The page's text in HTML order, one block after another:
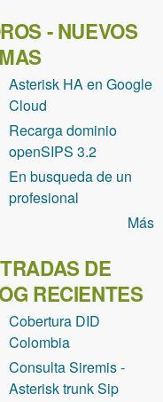
- NUEVOS
Asterisk HA en Google
Cloud
Recarga dominio
openSIPS 3.2
En busqueda de un
profesional
Más
DE
RECIENTES
Cobertura DID
Colombia
Consulta Siremis -
Asterisk trunk Sip